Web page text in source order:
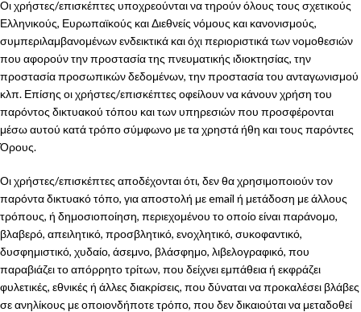
Οι χρήστες/επισκέπτες υποχρεούνται να τηρούν όλους τους σχετικούς
Ελληνικούς, Ευρωπαϊκούς και Διεθνείς νόμους και κανονισμούς,
συμπεριλαμβανομένων ενδεικτικά και όχι περιοριστικά των νομοθεσιών
που αφορούν την προστασία της πνευματικής ιδιοκτησίας, την
προστασία προσωπικών δεδομένων, την προστασία του ανταγωνισμού
κλπ. Επίσης οι χρήστες/επισκέπτες οφείλουν να κάνουν χρήση του
παρόντος δικτυακού τόπου και των υπηρεσιών που προσφέρονται
μέσω αυτού κατά τρόπο σύμφωνο με τα χρηστά ήθη και τους παρόντες
Όρους.
Οι χρήστες/επισκέπτες αποδέχονται ότι, δεν θα χρησιμοποιούν τον
παρόντα δικτυακό τόπο, για αποστολή με email ή μετάδοση με άλλους
τρόπους, ή δημοσιοποίηση, περιεχομένου το οποίο είναι παράνομο,
βλαβερό, απειλητικό, προσβλητικό, ενοχλητικό, συκοφαντικό,
δυσφημιστικό, χυδαίο, άσεμνο, βλάσφημο, λιβελογραφικό, που
παραβιάζει το απόρρητο τρίτων, που δείχνει εμπάθεια ή εκφράζει
φυλετικές, εθνικές ή άλλες διακρίσεις, που δύναται να προκαλέσει βλάβες
σε ανηλίκους με οποιονδήποτε τρόπο, που δεν δικαιούται να μεταδοθεί